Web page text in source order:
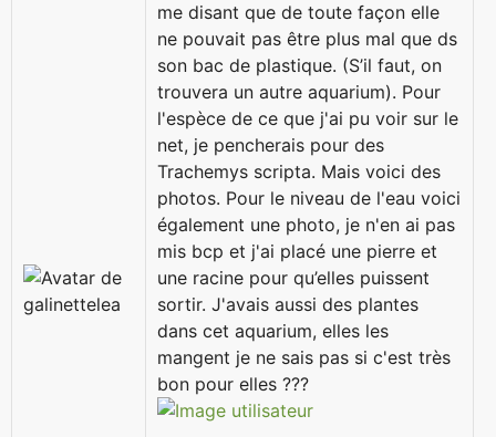
me disant que de toute façon elle
ne pouvait pas être plus mal que ds
son bac de plastique. (S’il faut, on
trouvera un autre aquarium). Pour
l'espèce de ce que j'ai pu voir sur le
net, je pencherais pour des
Trachemys scripta. Mais voici des
photos. Pour le niveau de l'eau voici
également une photo, je n'en ai pas
mis bcp et j'ai placé une pierre et
une racine pour qu’elles puissent
sortir. J'avais aussi des plantes
dans cet aquarium, elles les
mangent je ne sais pas si c'est très
bon pour elles ???